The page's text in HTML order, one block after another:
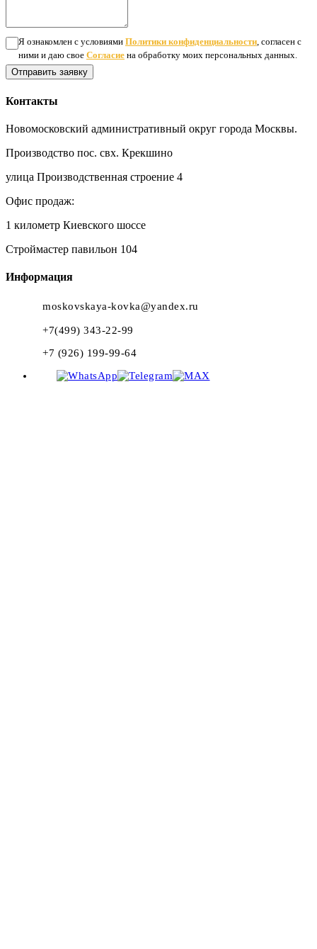
Я ознакомлен с условиями Политики конфиденциальности, согласен с
ними и даю свое Согласие на обработку моих персональных данных.
Отправить заявку
Контакты
Новомосковский административный округ города Москвы.
Производство пос. свх. Крекшино
улица Производственная строение 4
Офис продаж:
1 километр Киевского шоссе
Строймастер павильон 104
Информация
moskovskaya-kovka@yandex.ru
+7(499) 343-22-99
+7 (926) 199-99-64